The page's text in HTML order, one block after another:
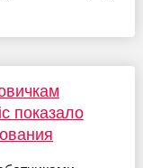
показало